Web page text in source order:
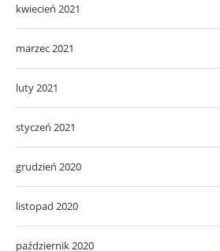
kwiecień 2021
marzec 2021
luty 2021
styczeń 2021
grudzień 2020
listopad 2020
październik 2020